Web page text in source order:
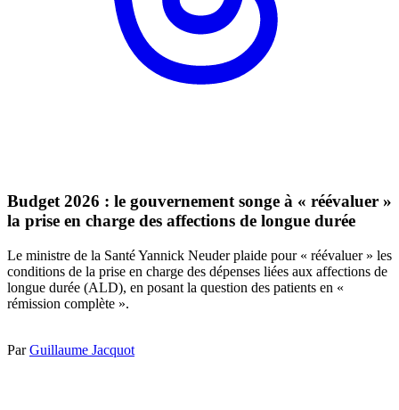
Budget 2026 : le gouvernement songe à « réévaluer »
la prise en charge des affections de longue durée
Le ministre de la Santé Yannick Neuder plaide pour « réévaluer » les
conditions de la prise en charge des dépenses liées aux affections de
longue durée (ALD), en posant la question des patients en «
rémission complète ».
ParGuillaume Jacquot